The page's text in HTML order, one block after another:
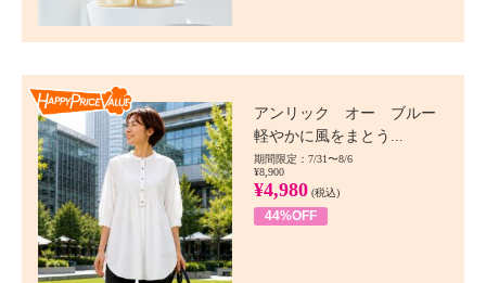
アンリック オー ブルー
軽やかに風をまとう...
期間限定：7/31〜8/6
¥8,900
¥4,980 (税込)
44%OFF